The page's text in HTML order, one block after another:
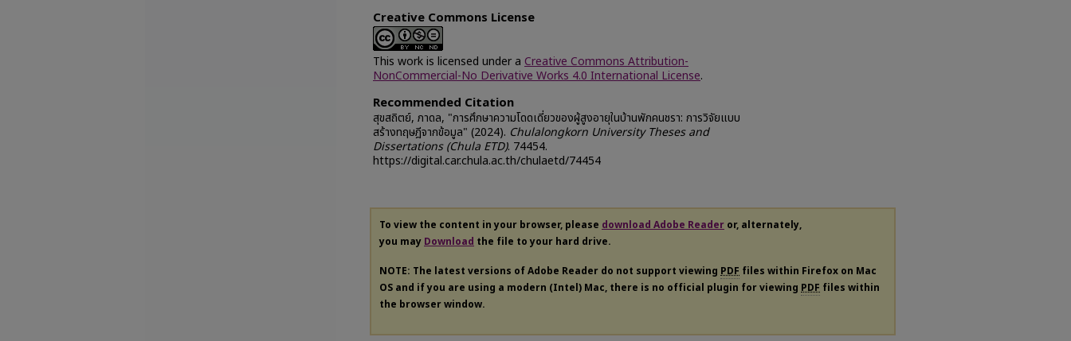
Creative Commons License
This work is licensed under a Creative Commons Attribution-
NonCommercial-No Derivative Works 4.0 International License.
Recommended Citation
สุขสถิตย์, ภาดล, "การศึกษาความโดดเดี่ยวของผู้สูงอายุในบ้านพักคนชรา: การวิจัยแบบ
สร้างทฤษฎีจากข้อมูล" (2024). Chulalongkorn University Theses and
Dissertations (Chula ETD). 74454.
https://digital.car.chula.ac.th/chulaetd/74454
To view the content in your browser, please download Adobe Reader or, alternately,
you may Download the file to your hard drive.
NOTE: The latest versions of Adobe Reader do not support viewing PDF files within Firefox on Mac
OS and if you are using a modern (Intel) Mac, there is no official plugin for viewing PDF files within
the browser window.